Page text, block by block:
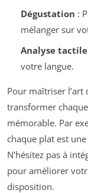
Dégustation :
mélanger sur
Analyse tactile
votre langue.
Pour maîtriser l’art
transformer
mémorable. Par
chaque plat est une
N’hésitez pas à
pour améliorer
disposition.